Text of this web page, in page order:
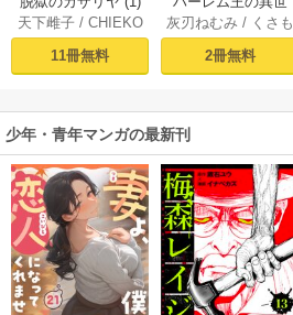
天下雌子/ CHIEKO
11冊無料
界プレス漫遊記 ～
最強無双のおじさ
んはあらゆる種族
ミック） 1巻
灰刃ねむみ / くさも
ち
2冊無料
少年・青年マンガの最新刊